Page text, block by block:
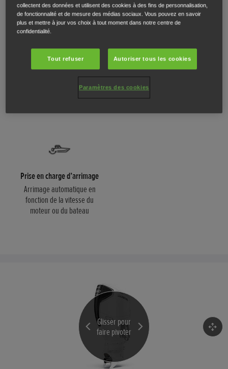
Régulateur de vitesse
Réglez la vitesse du bateau
d’une simple pression de
Inclinaison automatique
Inclinaison facile prédéfinie
en cas de stockage ou
Prise en charge d’arrimage
Arrimage automatique en
fonction de la vitesse du
moteur ou du bateau
Glisser pour
faire pivoter
collectent des données et utilisent des cookies à des fins de personnalisation,
de fonctionnalité et de mesure des médias sociaux. Vous pouvez en savoir
plus et mettre à jour vos choix à tout moment dans notre centre de
confidentialité.
Tout refuser Autoriser tous les cookies
Paramètres des cookies